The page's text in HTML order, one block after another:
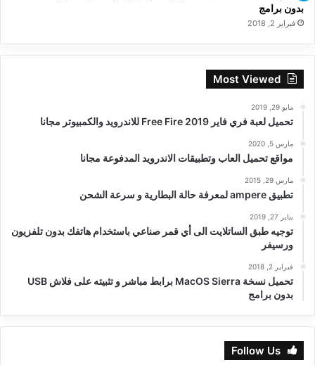
بدون برامج
فبراير 2, 2018
Most Viewed
مايو 29, 2019
تحميل لعبة فري فاير Free Fire 2019 للاندرويد والكمبيوتر مجانا
مارس 5, 2020
مواقع تحميل العاب وتطبيقات الاندرويد المدفوعة مجانا
مارس 29, 2015
تطبيق ampere لمعرفة حالة البطارية و سرعة الشحن
يناير 27, 2019
توجيه طبق الساتلايت الى أي قمر صناعي باستخدام هاتفك بدون تلفزيون
ورسيفر
فبراير 2, 2018
تحميل نسخة MacOS Sierra برابط مباشر و تثبيته على فلاش USB
بدون برامج
Follow Us